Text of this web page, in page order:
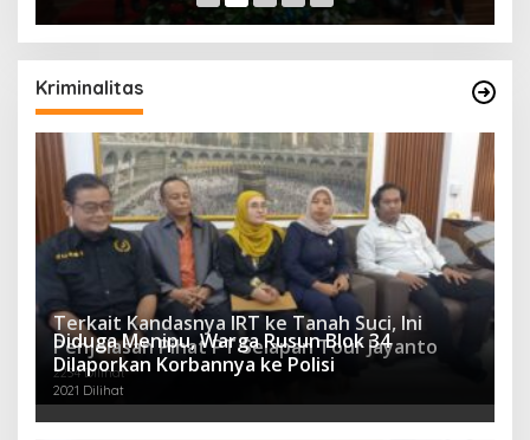
Kriminalitas
Terkait Kandasnya IRT ke Tanah Suci, Ini
Penjelasan Pihat PT Selapan Tour Jayanto
2234 Dilihat
Diduga Menipu, Warga Rusun Blok 34
Dilaporkan Korbannya ke Polisi
2021 Dilihat